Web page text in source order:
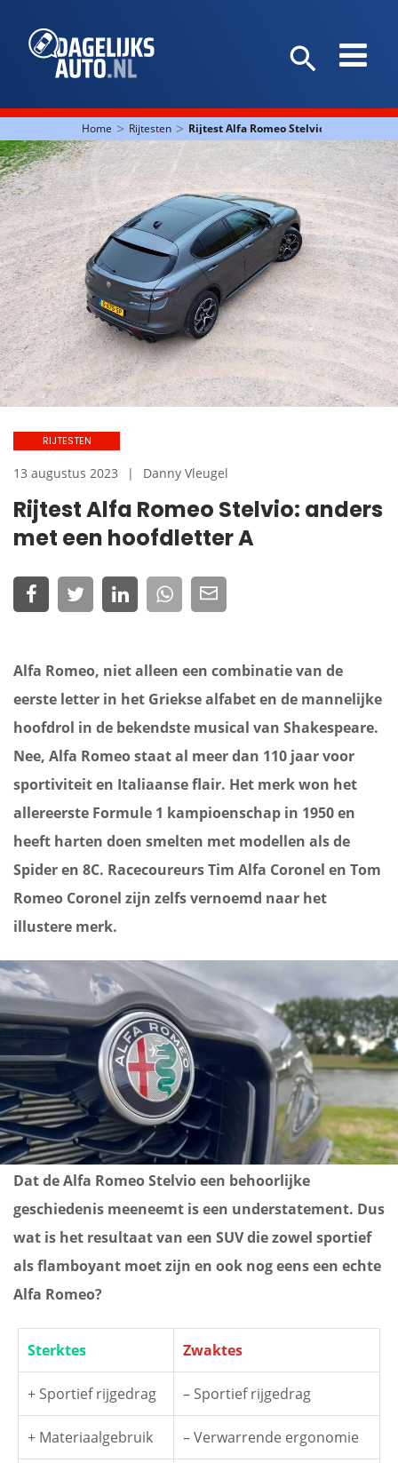
Home > Rijtesten > Rijtest Alfa Romeo Stelvio: anders met
Rijtest Alfa Romeo Stelvio: anders
met een hoofdletter A
RIJTESTEN
13 augustus 2023 Danny Vleugel
Alfa Romeo, niet alleen een combinatie van de
eerste letter in het Griekse alfabet en de mannelijke
hoofdrol in de bekendste musical van Shakespeare.
Nee, Alfa Romeo staat al meer dan 110 jaar voor
sportiviteit en Italiaanse flair. Het merk won het
allereerste Formule 1 kampioenschap in 1950 en
heeft harten doen smelten met modellen als de
Spider en 8C. Racecoureurs Tim Alfa Coronel en Tom
Romeo Coronel zijn zelfs vernoemd naar het
illustere merk.
Dat de Alfa Romeo Stelvio een behoorlijke
geschiedenis meeneemt is een understatement. Dus
wat is het resultaat van een SUV die zowel sportief
als flamboyant moet zijn en ook nog eens een echte
Alfa Romeo?
Sterktes Zwaktes
+ Sportief rijgedrag – Sportief rijgedrag
+ Materiaalgebruik – Verwarrende ergonomie